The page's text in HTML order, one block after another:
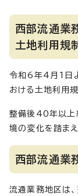
西部流通業
土地利用規
令和6年4月1日
おける土地利用
整備後40年以上
境の変化を踏ま
西部流通業
流通業務地区は